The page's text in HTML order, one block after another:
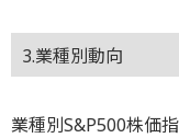
3.業種別動向
業種別S&P500株価